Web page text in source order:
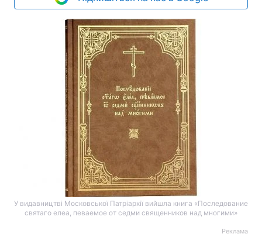
У видавництві Московської Патріархії вийшла книга «Последование
святаго елеа, певаемое от седми священников над многими»
Реклама